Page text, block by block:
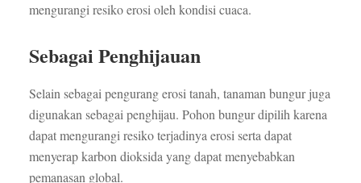
mengurangi resiko erosi oleh kondisi cuaca.
Sebagai Penghijauan
Selain sebagai pengurang erosi tanah, tanaman bungur juga
digunakan sebagai penghijau. Pohon bungur dipilih karena
dapat mengurangi resiko terjadinya erosi serta dapat
menyerap karbon dioksida yang dapat menyebabkan
pemanasan global.